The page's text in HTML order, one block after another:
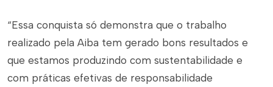
“Essa conquista só demonstra que o trabalho
realizado pela Aiba tem gerado bons resultados e
que estamos produzindo com sustentabilidade e
com práticas efetivas de responsabilidade